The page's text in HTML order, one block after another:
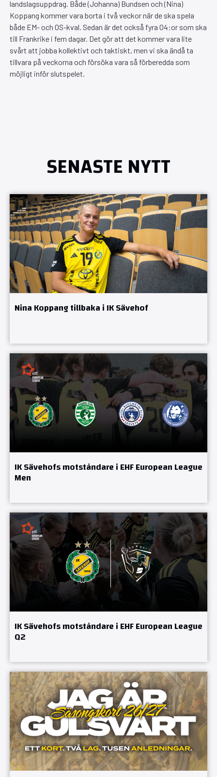
landslagsuppdrag. Både (Johanna) Bundsen och (Nina)
Koppang kommer vara borta i två veckor när de ska spela
både EM- och OS-kval. Sedan är det också fyra 04:or som ska
till Frankrike i fem dagar. Det gör att det kommer vara lite
svårt att jobba kollektivt och taktiskt, men vi ska ändå ta
tillvara på veckorna och försöka vara så förberedda som
möjligt inför slutspelet.
SENASTE NYTT
Nina Koppang tillbaka i IK Sävehof
IK Sävehofs motståndare i EHF European League
Men
IK Sävehofs motståndare i EHF European League
Q2